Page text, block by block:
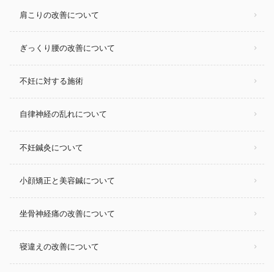
肩こりの改善について
ぎっくり腰の改善について
不妊に対する施術
自律神経の乱れについて
不妊鍼灸について
小顔矯正と美容鍼について
坐骨神経痛の改善について
寝違えの改善について